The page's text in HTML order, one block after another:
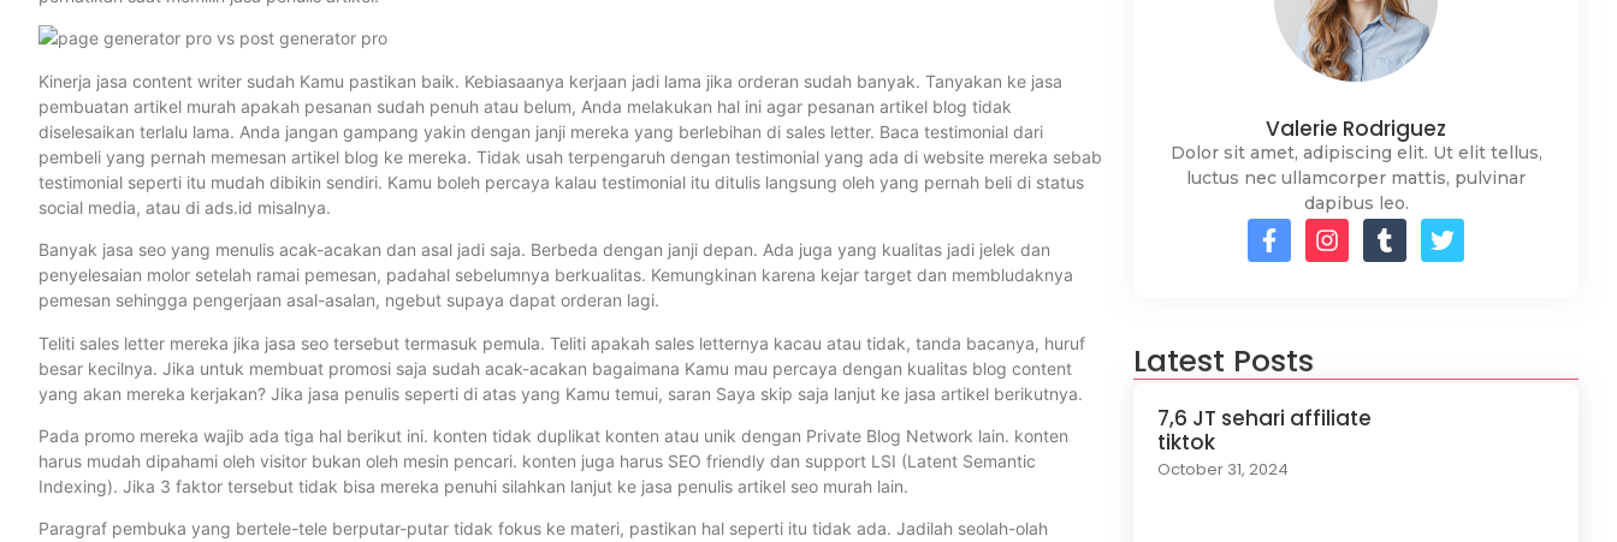
Kinerja jasa content writer sudah Kamu pastikan baik. Kebiasaanya kerjaan jadi lama jika orderan sudah banyak. Tanyakan ke jasa
pembuatan artikel murah apakah pesanan sudah penuh atau belum, Anda melakukan hal ini agar pesanan artikel blog tidak
diselesaikan terlalu lama. Anda jangan gampang yakin dengan janji mereka yang berlebihan di sales letter. Baca testimonial dari
pembeli yang pernah memesan artikel blog ke mereka. Tidak usah terpengaruh dengan testimonial yang ada di website mereka sebab
testimonial seperti itu mudah dibikin sendiri. Kamu boleh percaya kalau testimonial itu ditulis langsung oleh yang pernah beli di status
social media, atau di ads.id misalnya.
Banyak jasa seo yang menulis acak-acakan dan asal jadi saja. Berbeda dengan janji depan. Ada juga yang kualitas jadi jelek dan
penyelesaian molor setelah ramai pemesan, padahal sebelumnya berkualitas. Kemungkinan karena kejar target dan membludaknya
pemesan sehingga pengerjaan asal-asalan, ngebut supaya dapat orderan lagi.
Teliti sales letter mereka jika jasa seo tersebut termasuk pemula. Teliti apakah sales letternya kacau atau tidak, tanda bacanya, huruf
besar kecilnya. Jika untuk membuat promosi saja sudah acak-acakan bagaimana Kamu mau percaya dengan kualitas blog content
yang akan mereka kerjakan? Jika jasa penulis seperti di atas yang Kamu temui, saran Saya skip saja lanjut ke jasa artikel berikutnya.
Pada promo mereka wajib ada tiga hal berikut ini. konten tidak duplikat konten atau unik dengan Private Blog Network lain. konten
harus mudah dipahami oleh visitor bukan oleh mesin pencari. konten juga harus SEO friendly dan support LSI (Latent Semantic
Indexing). Jika 3 faktor tersebut tidak bisa mereka penuhi silahkan lanjut ke jasa penulis artikel seo murah lain.
Paragraf pembuka yang bertele-tele berputar-putar tidak fokus ke materi, pastikan hal seperti itu tidak ada. Jadilah seolah-olah
Valerie Rodriguez
Dolor sit amet, adipiscing elit. Ut elit tellus,
luctus nec ullamcorper mattis, pulvinar
dapibus leo.
Latest Posts
7,6 JT sehari affiliate
tiktok
October 31, 2024